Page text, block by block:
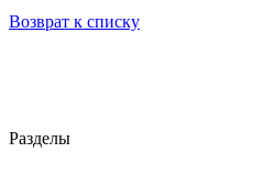
Возврат к списку
Разделы